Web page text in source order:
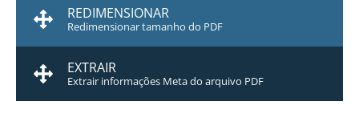
REDIMENSIONAR
Redimensionar tamanho do PDF
EXTRAIR
Extrair informações Meta do arquivo PDF